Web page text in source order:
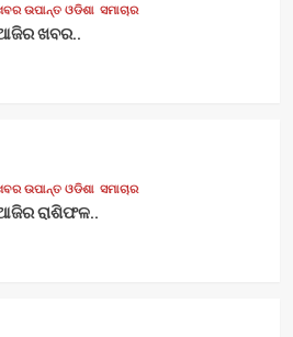
ଉପାନ୍ତ ଓଡିଶା ସମାଚାର
ଖବର..
ଉପାନ୍ତ ଓଡିଶା ସମାଚାର
ରାଶିଫଳ..